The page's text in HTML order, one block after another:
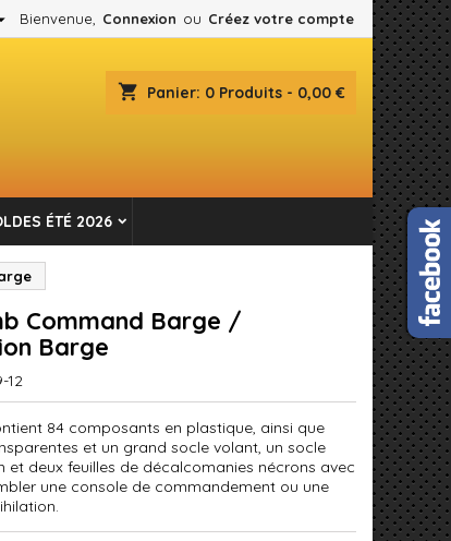
Bienvenue, Connexion ou Créez votre compte
shopping_cart Panier: 0 Produits - 0,00 €
ÉTÉ 2026
Command Barge /
Barge
12
84 composants en plastique, ainsi que
et un grand socle volant, un socle
et deux feuilles de décalcomanies nécrons avec
une console de commandement ou une